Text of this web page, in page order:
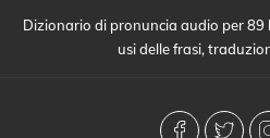
Dizionario di pronuncia audio per 89
usi delle frasi,